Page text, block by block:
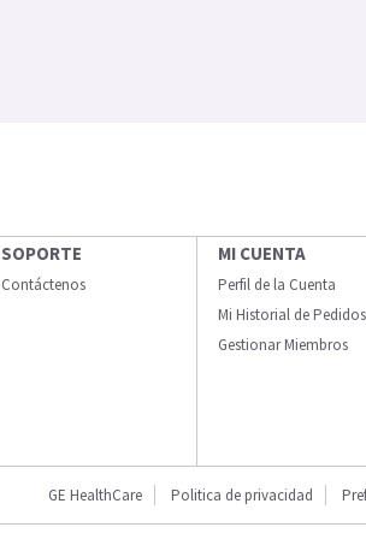
SOPORTE
Contáctenos
MI CUENTA
Perfil de la Cuenta
Mi Historial de Pedidos
Gestionar Miembros
GE HealthCare Politica de privacidad